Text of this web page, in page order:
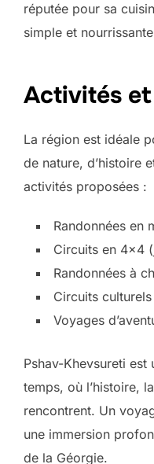
réputée pour sa
simple et
Activités
La région est idéale
de nature, d’histoire
activités proposées :
Randonnées en
Circuits en 4×4
Randonnées à
Circuits
Voyages
Pshav-Khevsureti
temps, où l’histoire,
rencontrent. Un
une immersion
de la Géorgie.